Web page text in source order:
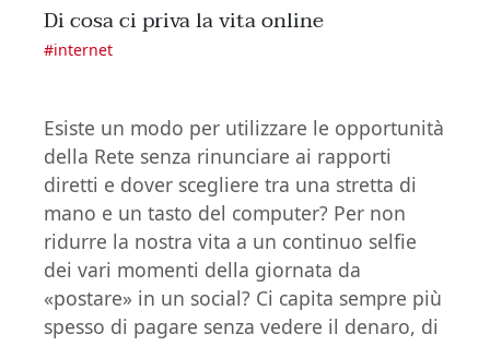
Di cosa ci priva la vita online
#internet
Esiste un modo per utilizzare le opportunità
della Rete senza rinunciare ai rapporti
diretti e dover scegliere tra una stretta di
mano e un tasto del computer? Per non
ridurre la nostra vita a un continuo selfie
dei vari momenti della giornata da
«postare» in un social? Ci capita sempre più
spesso di pagare senza vedere il denaro, di